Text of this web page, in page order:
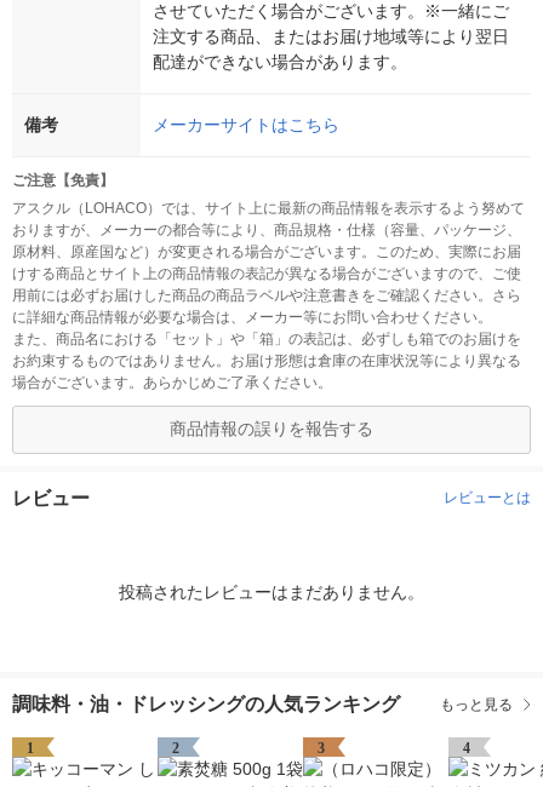
させていただく場合がございます。※一緒にご
注文する商品、またはお届け地域等により翌日
配達ができない場合があります。
備考 メーカーサイトはこちら
ご注意【免責】
アスクル（LOHACO）では、サイト上に最新の商品情報を表示するよう努めて
おりますが、メーカーの都合等により、商品規格・仕様（容量、パッケージ、
原材料、原産国など）が変更される場合がございます。このため、実際にお届
けする商品とサイト上の商品情報の表記が異なる場合がございますので、ご使
用前には必ずお届けした商品の商品ラベルや注意書きをご確認ください。さら
に詳細な商品情報が必要な場合は、メーカー等にお問い合わせください。
また、商品名における「セット」や「箱」の表記は、必ずしも箱でのお届けを
お約束するものではありません。お届け形態は倉庫の在庫状況等により異なる
場合がございます。あらかじめご了承ください。
商品情報の誤りを報告する
レビュー レビューとは
投稿されたレビューはまだありません。
調味料・油・ドレッシングの人気ランキング もっと見る
1 2 3 4